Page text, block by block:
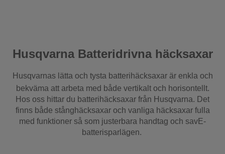
Husqvarna Batteridrivna häcksaxar
Husqvarnas lätta och tysta batterihäcksaxar är enkla och
bekväma att arbeta med både vertikalt och horisontellt.
Hos oss hittar du batterihäcksaxar från Husqvarna. Det
finns både stånghäcksaxar och vanliga häcksaxar fulla
med funktioner så som justerbara handtag och savE-
batterisparlägen.